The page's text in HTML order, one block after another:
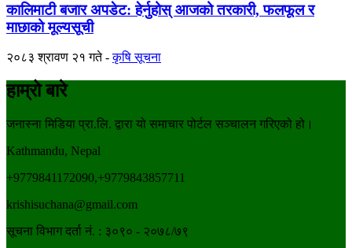
कालिमाटी बजार अपडेट: हेर्नुहोस् आजको तरकारी, फलफूल र
माछाको मूल्यसूची
२०८३ श्रावण २१ गते कृषि सूचना
हाम्रो बारे
जनास्ना मिडिया प्रा.लि. द्वारा यो समाचार पोर्टल सञ्चालन गरिएको हो।
Kathmandu, Nepal
+9779841172090,+9779843857711
krishisuchana@gmail.com
सूचना विभाग दर्ता नं. : ३०९० - २०७८/७९